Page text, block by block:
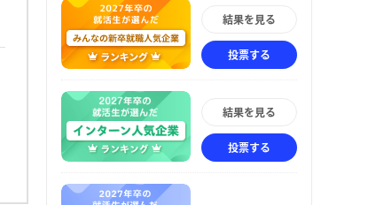
結果を見る
投票する
結果を見る
投票する